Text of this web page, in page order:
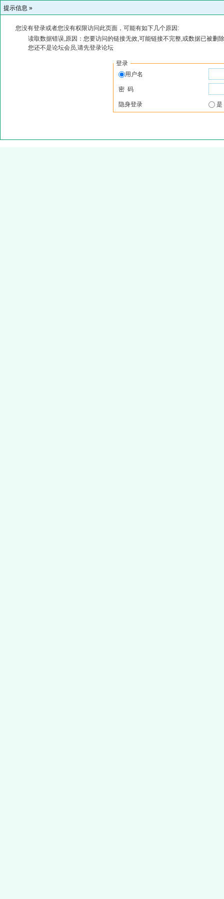
提示信息 »
您没有登录或者您没有权限访问此页面，可能有如下几个原因:
读取数据错误,原因：您要访问的链接无效,可能链接不完整,或数据已被删
您还不是论坛会员,请先登录论坛
登录
用户名
密 码
隐身登录